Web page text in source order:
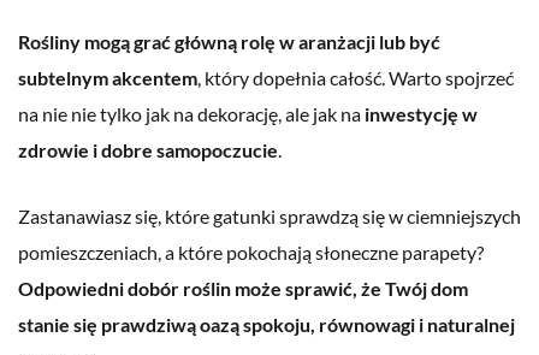
Rośliny mogą grać główną rolę w aranżacji lub być
subtelnym akcentem, który dopełnia całość. Warto spojrzeć
na nie nie tylko jak na dekorację, ale jak na inwestycję w
zdrowie i dobre samopoczucie.
Zastanawiasz się, które gatunki sprawdzą się w ciemniejszych
pomieszczeniach, a które pokochają słoneczne parapety?
Odpowiedni dobór roślin może sprawić, że Twój dom
stanie się prawdziwą oazą spokoju, równowagi i naturalnej